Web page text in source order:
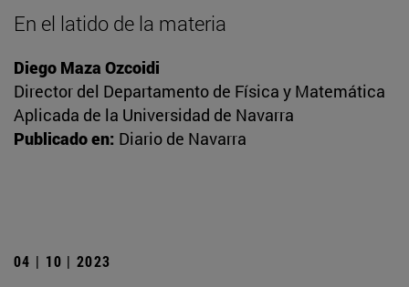
En el latido de la materia
Diego Maza Ozcoidi
Director del Departamento de Física y Matemática
Aplicada de la Universidad de Navarra
Publicado en: Diario de Navarra
04 | 10 | 2023